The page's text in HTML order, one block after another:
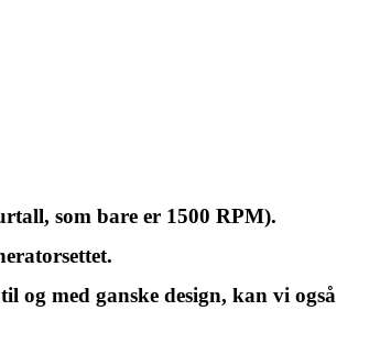
som bare er 1500 RPM).
og med ganske design, kan vi også